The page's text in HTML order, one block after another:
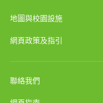
地圖與校園設施
網頁政策及指引
聯絡我們